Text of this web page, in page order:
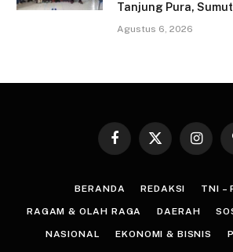
Tanjung Pura, Sumut
Agustus 6, 2026
Facebook
X
BERANDA REDAKSI TNI –
RAGAM & OLAH RAGA DAERAH
NASIONAL EKONOMI & BISNIS